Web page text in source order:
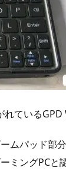
ているGPD
ムパッド部
ミングPCと